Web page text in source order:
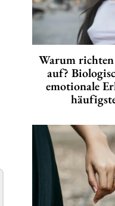
Warum
auf?
emotionale